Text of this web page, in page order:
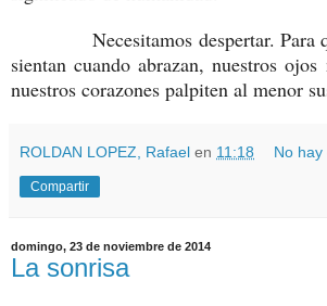
Necesitamos despertar. Para
sientan cuando abrazan, nuestros
nuestros corazones palpiten al menor
ROLDAN LOPEZ, Rafael en 11:18 No hay
Compartir
domingo, 23 de noviembre de 2014
La sonrisa